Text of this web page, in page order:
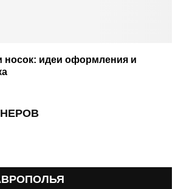
носок: идеи оформления и